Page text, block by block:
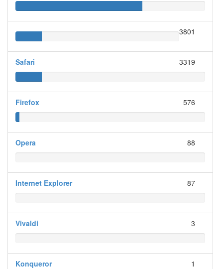
3801
Safari 3319
Firefox 576
Opera 88
Internet Explorer 87
Vivaldi 3
Konqueror 1